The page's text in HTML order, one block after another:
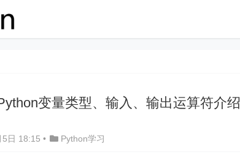
变量类型、输入、输出运算符介绍
5日 18:15 • Python学习